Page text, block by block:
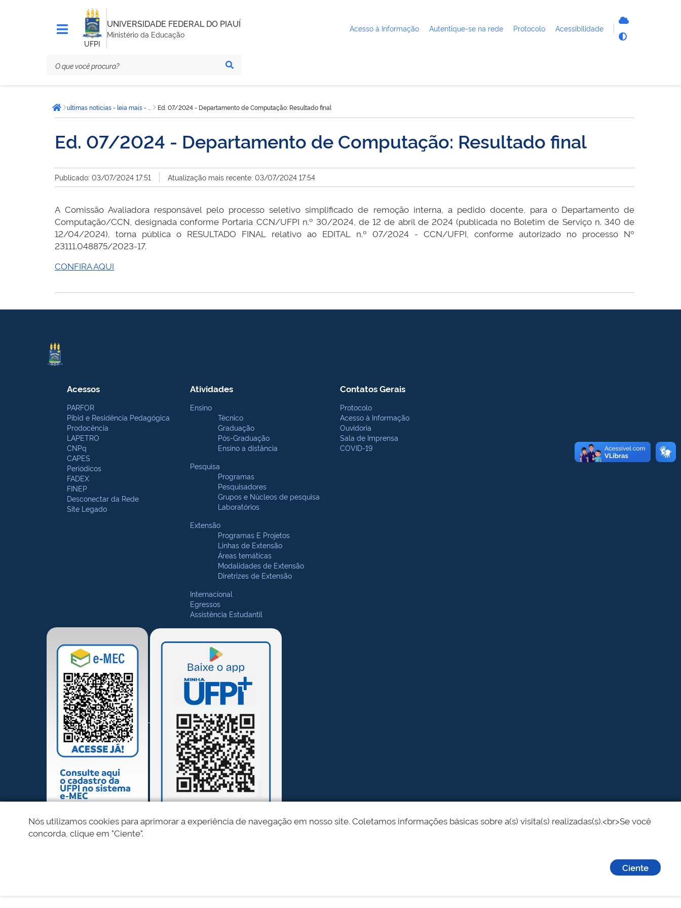
UFPI
UNIVERSIDADE FEDERAL DO PIAUÍ
Ministério da Educação
Acesso à Informação Autentique-se na rede Protocolo Acessibilidade
está
aqui:Página inicial Ed. 07/2024 - Departamento de Computação: Resultado final
Ed. 07/2024 - Departamento de Computação: Resultado final
Publicado: 03/07/2024 17:51 Atualização mais recente: 03/07/2024 17:54
A Comissão Avaliadora responsável pelo processo seletivo simplificado de remoção interna, a pedido docente, para o Departamento de
Computação/CCN, designada conforme Portaria CCN/UFPI n.º 30/2024, de 12 de abril de 2024 (publicada no Boletim de Serviço n. 340 de
12/04/2024), torna pública o RESULTADO FINAL relativo ao EDITAL n.º 07/2024 - CCN/UFPI, conforme autorizado no processo Nº
23111.048875/2023-17.
CONFIRA AQUI
Acessos
PARFOR
Pibid e Residência Pedagógica
Prodocência
LAPETRO
CNPq
CAPES
Periódicos
FADEX
FINEP
Desconectar da Rede
Site Legado
Atividades
Ensino
Técnico
Graduação
Pós-Graduação
Ensino a distância
Pesquisa
Programas
Pesquisadores
Grupos e Núcleos de pesquisa
Laboratórios
Extensão
Programas E Projetos
Linhas de Extensão
Áreas temáticas
Modalidades de Extensão
Diretrizes de Extensão
Internacional
Egressos
Assistência Estudantil
Contatos Gerais
Protocolo
Acesso à Informação
Ouvidoria
Sala de Imprensa
COVID-19
Nós utilizamos cookies para aprimorar a experiência de navegação em nosso site. Coletamos informações básicas sobre a(s) visita(s) realizadas(s).<br>Se você
concorda, clique em "Ciente".
Ciente